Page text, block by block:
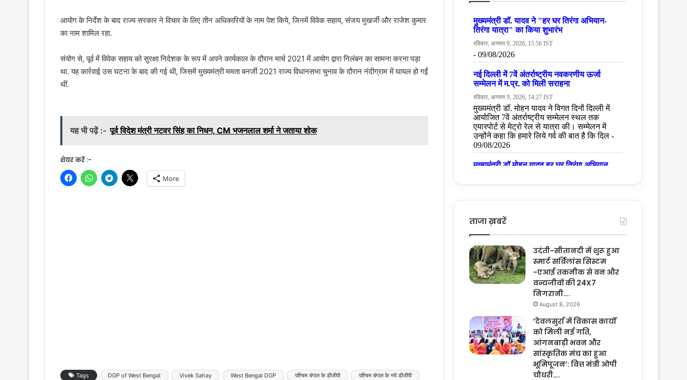
आयोग के निर्देश के बाद राज्य सरकार ने विचार के लिए तीन अधिकारियों के नाम पेश किये, जिनमें विवेक सहाय, संजय मुखर्जी और राजेश कुमार
का नाम शामिल रहा.
संयोग से, पूर्व में विवेक सहाय को सुरक्षा निदेशक के रूप में अपने कार्यकाल के दौरान मार्च 2021 में आयोग द्वारा निलंबन का सामना करना पड़ा
था. यह कार्रवाई उस घटना के बाद की गई थी, जिसमें मुख्यमंत्री ममता बनर्जी 2021 राज्य विधानसभा चुनाव के दौरान नंदीग्राम में घायल हो गईं
थीं.
यह भी पढ़ें :- पूर्व विदेश मंत्री नटवर सिंह का निधन, CM भजनलाल शर्मा ने जताया शोक
शेयर करें :-
More
Tags DGP of West Bengal Vivek Sahay West Bengal DGP पश्चिम बंगाल के डीजीपी
पश्चिम बंगाल के नये डीजीपी
ताजा ख़बरें
उदंती-सीतानदी में शुरू हुआ
स्मार्ट सर्विलांस सिस्टम
-एआई तकनीक से वन और
वन्यजीवों की 24X7
निगरानी….
August 8, 2026
’देवलसुर्रा में विकास कार्यों
को मिली नई गति,
आंगनबाड़ी भवन और
सांस्कृतिक मंच का हुआ
भूमिपूजन’: वित्त मंत्री ओपी
चौधरी….